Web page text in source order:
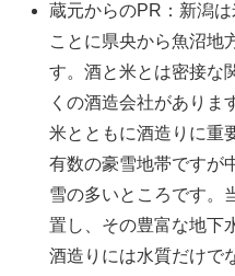
蔵元からのPR：新潟は
ことに県央から魚沼地
す。酒と米とは密接な
くの酒造会社がありま
米とともに酒造りに重
有数の豪雪地帯ですが
雪の多いところです。
置し、その豊富な地下
酒造りには水質だけで